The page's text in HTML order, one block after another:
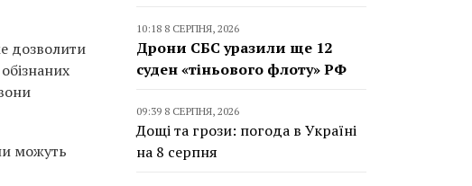
дозволити
можуть
10:18 8 СЕРПНЯ, 2026
Дрони СБС уразили ще 12
суден «тіньового флоту» РФ
09:39 8 СЕРПНЯ, 2026
Дощі та грози: погода в Україні
на 8 серпня